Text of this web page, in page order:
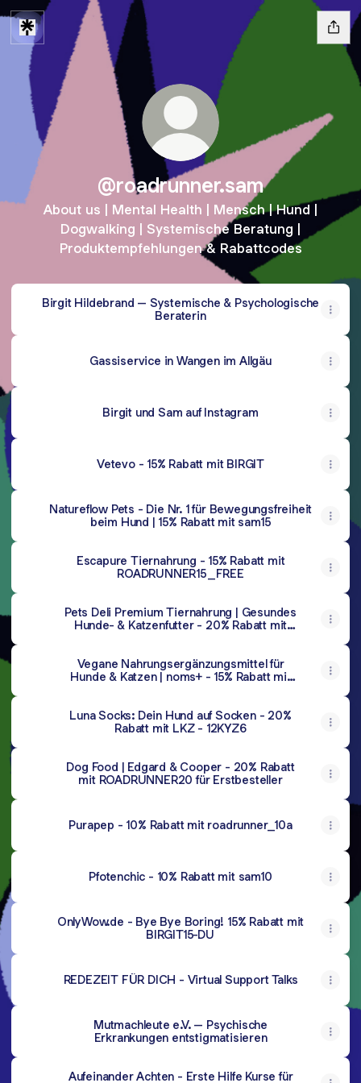
@roadrunner.sam
About us | Mental Health | Mensch | Hund |
Dogwalking | Systemische Beratung |
Produktempfehlungen & Rabattcodes
Birgit Hildebrand – Systemische & Psychologische
Beraterin
Gassiservice in Wangen im Allgäu
Birgit und Sam auf Instagram
Vetevo - 15% Rabatt mit BIRGIT
Natureflow Pets - Die Nr. 1 für Bewegungsfreiheit
beim Hund | 15% Rabatt mit sam15
Escapure Tiernahrung - 15% Rabatt mit
ROADRUNNER15_FREE
Pets Deli Premium Tiernahrung | Gesundes
Hunde- & Katzenfutter - 20% Rabatt mit
Vegane Nahrungsergänzungsmittel für
Hunde & Katzen | noms+ - 15% Rabatt mit
Luna Socks: Dein Hund auf Socken - 20%
Rabatt mit LKZ - 12KYZ6
Dog Food | Edgard & Cooper - 20% Rabatt
mit ROADRUNNER20 für Erstbesteller
Purapep - 10% Rabatt mit roadrunner_10a
Pfotenchic - 10% Rabatt mit sam10
OnlyWow.de - Bye Bye Boring! 15% Rabatt mit
BIRGIT15-DU
REDEZEIT FÜR DICH - Virtual Support Talks
Mutmachleute e.V. – Psychische
Erkrankungen entstigmatisieren
Aufeinander Achten - Erste Hilfe Kurse für